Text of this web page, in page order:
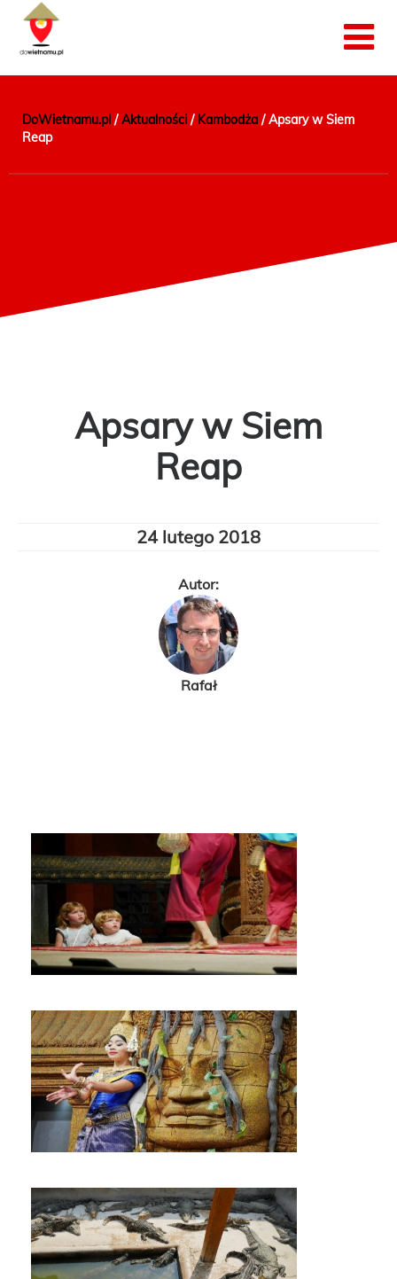
DoWietnamu.pl /Aktualności / Kambodża /Apsary w Siem
Reap
Apsary w Siem
Reap
24 lutego 2018
Autor:
Rafał